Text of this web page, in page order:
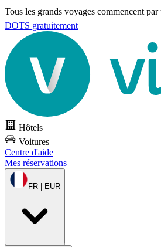
Tous les grands voyages commencent
DOTS gratuitement
Hôtels
Voitures
Centre d'aide
Mes réservations
FR | EUR